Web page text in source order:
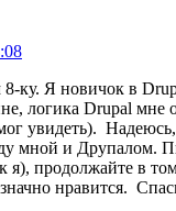
ку. Я новичок в
логика Drupal мне
увидеть).
мной и Друпалом.
я), продолжайте в
нравится.